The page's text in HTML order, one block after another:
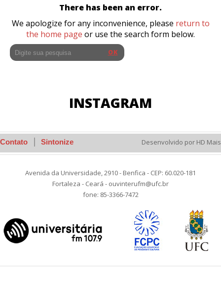
There has been an error.
We apologize for any inconvenience, please return to
the home page or use the search form below.
INSTAGRAM
Contato Sintonize Desenvolvido por HD Mais
Avenida da Universidade, 2910 - Benfica - CEP: 60.020-181
Fortaleza - Ceará - ouvinterufm@ufc.br
fone: 85-3366-7472